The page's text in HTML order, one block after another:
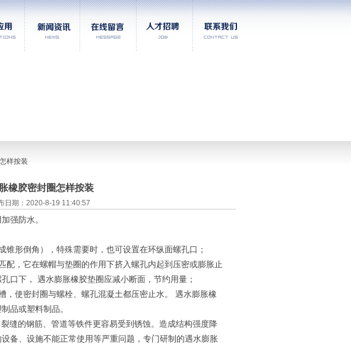
样按装
橡胶密封圈怎样按装
日期：2020-8-19 11:40:57
强防水。
锥形倒角），特殊需要时，也可设置在环纵面螺孔口；
配，它在螺帽与垫圈的作用下挤入螺孔内起到压密或膨胀止
口下， 遇水膨胀橡胶垫圈应减小断面，节约用量；
，使密封圈与螺栓、螺孔混凝土都压密止水。 遇水膨胀橡
品或塑料制品。
缝的钢筋、管道等铁件更容易受到锈蚀。造成结构强度降
备、设施不能正常使用等严重问题，专门研制的遇水膨胀